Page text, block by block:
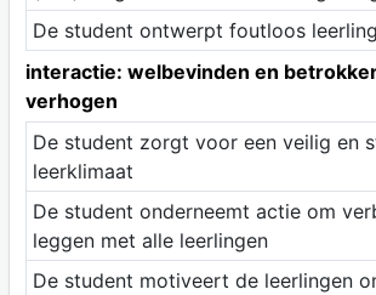
De student ontwerpt foutloos
interactie: welbevinden en
verhogen
De student zorgt voor een veilig en
leerklimaat
De student onderneemt actie om
leggen met alle leerlingen
De student motiveert de leerlingen